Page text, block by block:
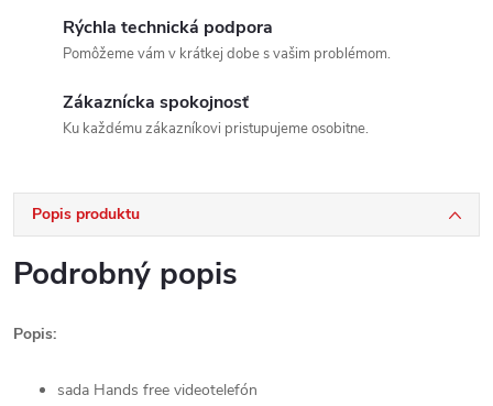
Rýchla technická podpora
Pomôžeme vám v krátkej dobe s vašim problémom.
Zákaznícka spokojnosť
Ku každému zákazníkovi pristupujeme osobitne.
Popis produktu
Podrobný popis
Popis:
sada Hands free videotelefón